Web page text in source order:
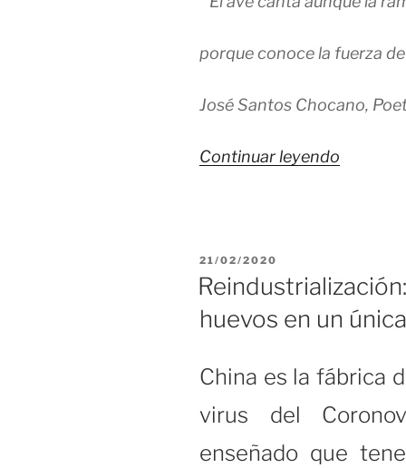
porque conoce la fuerza de
José Santos Chocano,
Continuar leyendo
PUBLICADO
EL
21/02/2020
huevos en un
China es la fábrica
virus del
enseñado que